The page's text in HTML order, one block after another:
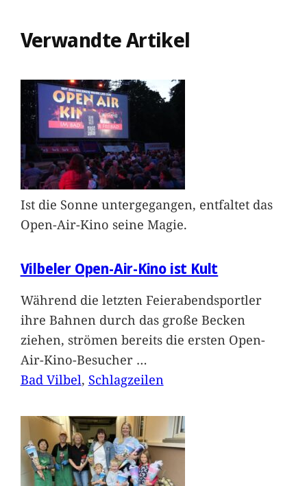
Verwandte Artikel
Ist die Sonne untergegangen, entfaltet das
Open-Air-Kino seine Magie.
Vilbeler Open-Air-Kino ist Kult
Während die letzten Feierabendsportler
ihre Bahnen durch das große Becken
ziehen, strömen bereits die ersten Open-
Air-Kino-Besucher …
Bad Vilbel, Schlagzeilen